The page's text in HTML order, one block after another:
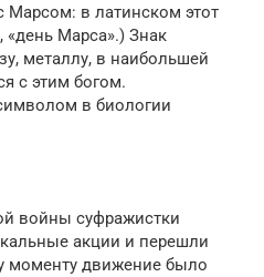
Марсом: в латинском этот
Марса».) Знак
металлу, в наибольшей
с этим богом.
в биологии
войны суфражистки
акции и перешли
моменту движение было